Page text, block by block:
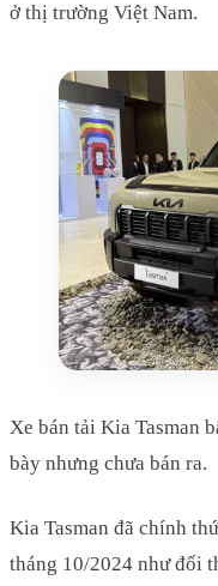
ở thị trường Việt Nam.
Xe bán tải Kia Tasman
bày nhưng chưa bán ra.
Kia Tasman đã chính
tháng 10/2024 như đối